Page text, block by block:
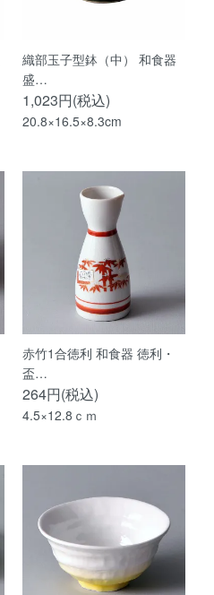
織部玉子型鉢（中） 和食器
盛…
1,023円(税込)
20.8×16.5×8.3cm
赤竹1合徳利 和食器 徳利・
盃…
264円(税込)
4.5×12.8ｃｍ